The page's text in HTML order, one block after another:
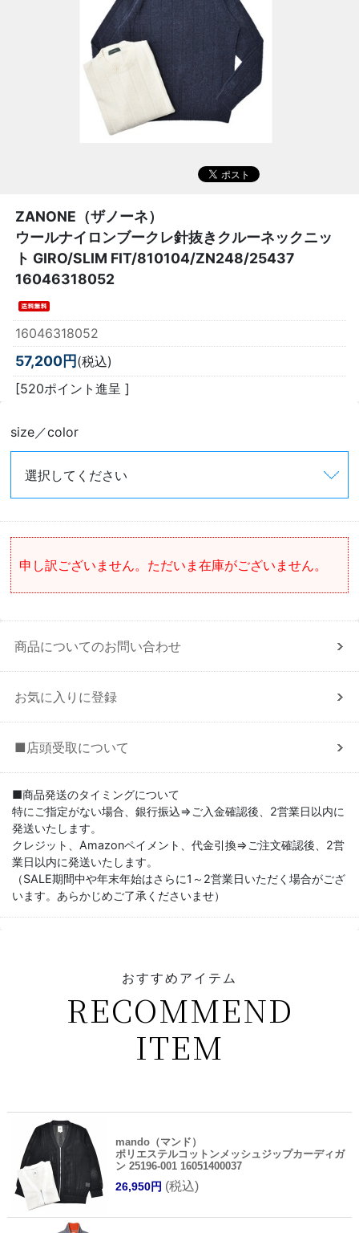
ZANONE（ザノーネ）
ウールナイロンブークレ針抜きクルーネックニッ
ト GIRO/SLIM FIT/810104/ZN248/25437
16046318052
16046318052
57,200円(税込)
[520ポイント進呈 ]
size／color
申し訳ございません。ただいま在庫がございません。
商品についてのお問い合わせ
お気に入りに登録
■店頭受取について
■商品発送のタイミングについて
特にご指定がない場合、銀行振込⇒ご入金確認後、2営業日以内に
発送いたします。
クレジット、Amazonペイメント、代金引換⇒ご注文確認後、2営
業日以内に発送いたします。
（SALE期間中や年末年始はさらに1～2営業日いただく場合がござ
います。あらかじめご了承くださいませ）
おすすめアイテム
RECOMMEND
ITEM
mando（マンド）
ポリエステルコットンメッシュジップカーディガ
ン 25196-001 16051400037
26,950円 (税込)